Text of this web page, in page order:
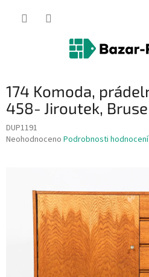
174 Komoda,
458- Jiroutek,
DUP1191
Průměrné
hvězdiček.
Neohodnoceno Podrobnosti hodnocení